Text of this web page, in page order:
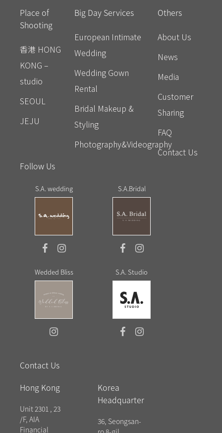
Place of
Shooting
香港 HONG
KONG –
studio
SEOUL
JEJU
Big Day Services
European Intimate
Wedding
Wedding Gown
Rental
Bridal Makeup &
Styling
Photography&Videography
Others
About Us
News
Media
Customer
Sharing
FAQ
Contact Us
Follow Us
S.A. wedding S.A.Bridal
Wedded Bliss S.A. Studio
Contact Us
Hong Kong
Unit 2301 , 23
/F, AIA
Financial
Korea
Headquarter
36, Seongsan-